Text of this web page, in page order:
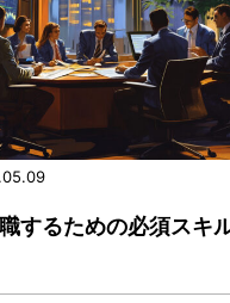
するための必須スキ